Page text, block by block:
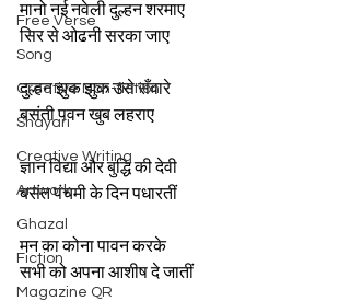
Free Verse
Song
Creative Non-fiction
Shayari
Creative Writing
Artwork
Ghazal
Fiction
Magazine QR
मानो नई नवेली दुल्हन शरमाए
सिर से ओढनी सरका जाए
दुल्हन झुक झुक उसे सँवारे
बसंती पवन खुब लहराए
ज्ञान विद्या और बुद्धि की देवी
बसंत पंचमी के दिन पधारतीं
मन का कोना पावन करके
सभी को अपना आशीष दे जातीं